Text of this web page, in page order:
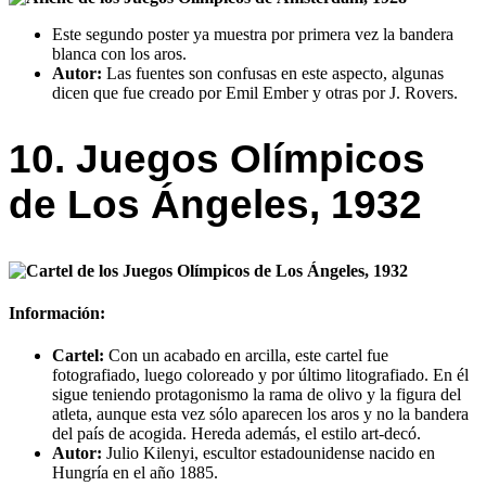
Este segundo poster ya muestra por primera vez la bandera
blanca con los aros.
Autor: Las fuentes son confusas en este aspecto, algunas
dicen que fue creado por Emil Ember y otras por J. Rovers.
10. Juegos Olímpicos
de Los Ángeles, 1932
Información:
Cartel: Con un acabado en arcilla, este cartel fue
fotografiado, luego coloreado y por último litografiado. En él
sigue teniendo protagonismo la rama de olivo y la figura del
atleta, aunque esta vez sólo aparecen los aros y no la bandera
del país de acogida. Hereda además, el estilo art-decó.
Autor: Julio Kilenyi, escultor estadounidense nacido en
Hungría en el año 1885.